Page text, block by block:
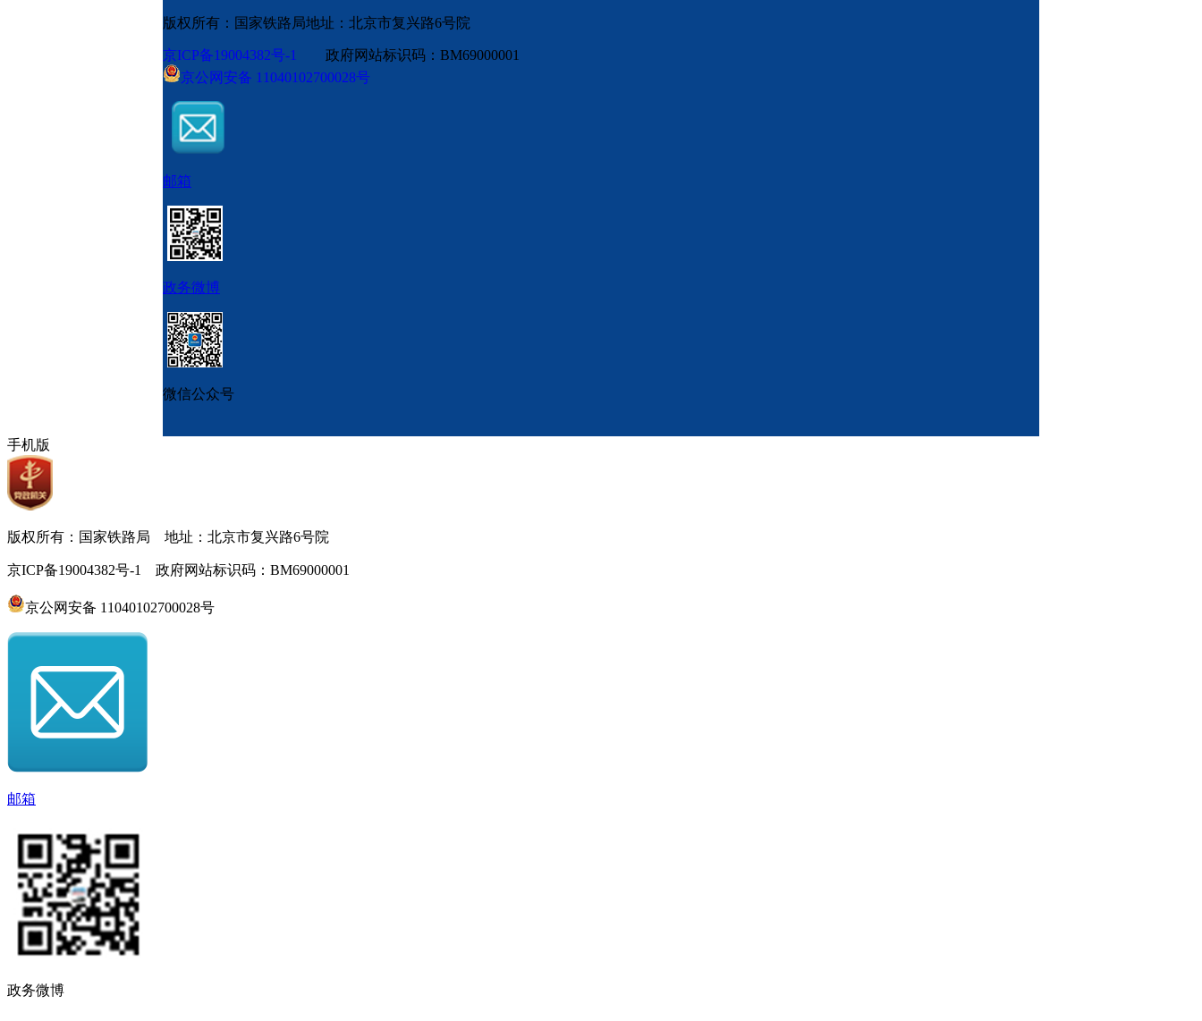
版权所有：国家铁路局地址：北京市复兴路6号院
京ICP备19004382号-1 政府网站标识码：BM69000001
京公网安备 11040102700028号
邮箱
政务微博
微信公众号
手机版
版权所有：国家铁路局 地址：北京市复兴路6号院
京ICP备19004382号-1 政府网站标识码：BM69000001
京公网安备 11040102700028号
邮箱
政务微博